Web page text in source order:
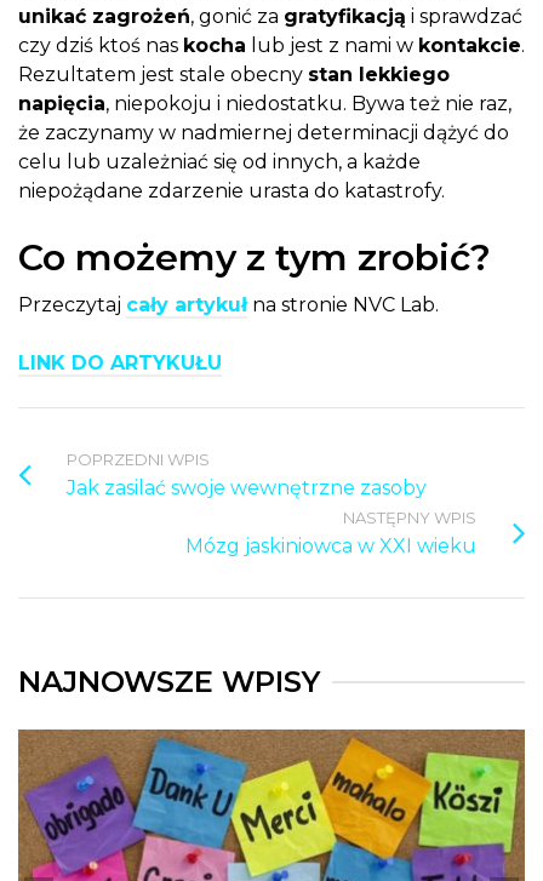
unikać zagrożeń, gonić za gratyfikacją i sprawdzać
czy dziś ktoś nas kocha lub jest z nami w kontakcie.
Rezultatem jest stale obecny stan lekkiego
napięcia, niepokoju i niedostatku. Bywa też nie raz,
że zaczynamy w nadmiernej determinacji dążyć do
celu lub uzależniać się od innych, a każde
niepożądane zdarzenie urasta do katastrofy.
Co możemy z tym zrobić?
Przeczytaj cały artykułna stronie NVC Lab.
LINK DO ARTYKUŁU
POPRZEDNI WPIS
Jak zasilać swoje wewnętrzne zasoby
NASTĘPNY WPIS
Mózg jaskiniowca w XXI wieku
NAJNOWSZE WPISY